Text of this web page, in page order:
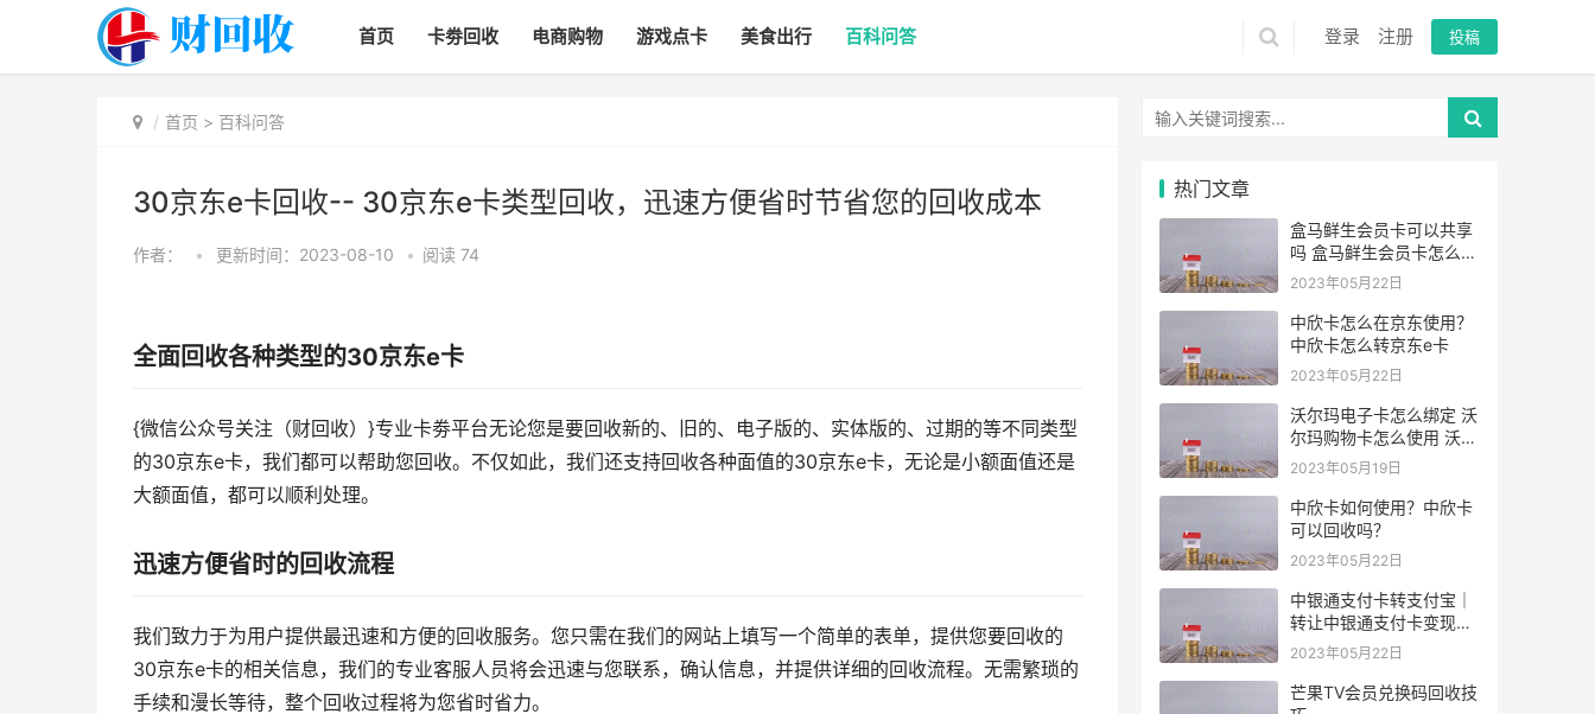
首页 卡劵回收 电商购物 游戏点卡 美食出行 百科问答 登录 注册 投稿
首页 > 百科问答
30京东e卡回收-- 30京东e卡类型回收，迅速方便省时节省您的回收成本
作者： • 更新时间：2023-08-10 • 阅读 74
全面回收各种类型的30京东e卡
{微信公众号关注（财回收）}专业卡劵平台无论您是要回收新的、旧的、电子版的、实体版的、过期的等不同类型
的30京东e卡，我们都可以帮助您回收。不仅如此，我们还支持回收各种面值的30京东e卡，无论是小额面值还是
大额面值，都可以顺利处理。
迅速方便省时的回收流程
我们致力于为用户提供最迅速和方便的回收服务。您只需在我们的网站上填写一个简单的表单，提供您要回收的
30京东e卡的相关信息，我们的专业客服人员将会迅速与您联系，确认信息，并提供详细的回收流程。无需繁琐的
手续和漫长等待，整个回收过程将为您省时省力。
热门文章
盒马鲜生会员卡可以共享
吗 盒马鲜生会员卡怎么给
家人用
2023年05月22日
中欣卡怎么在京东使用？
中欣卡怎么转京东e卡
2023年05月22日
沃尔玛电子卡怎么绑定 沃
尔玛购物卡怎么使用 沃尔
玛礼品卡怎么充值 沃尔玛
品网
2023年05月19日
中欣卡如何使用？中欣卡
可以回收吗？
2023年05月22日
中银通支付卡转支付宝｜
转让中银通支付卡变现秒
提现｜韩林源科技
2023年05月22日
芒果TV会员兑换码回收技